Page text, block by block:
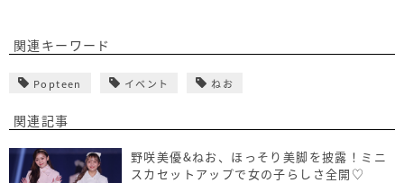
関連キーワード
Popteen イベント ねお
関連記事
野咲美優&ねお、ほっそり美脚を披露！ミニ
スカセットアップで女の子らしさ全開♡